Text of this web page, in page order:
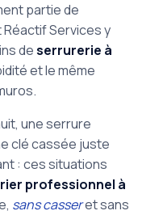
partie de
Services y
deserrurerie à
et le même
une serrure
clé cassée juste
: ces situations
professionnel à
sans casseret sans